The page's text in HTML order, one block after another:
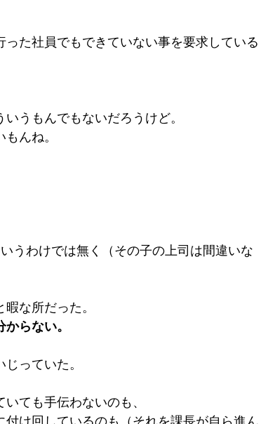
た社員でもできていない事を要求している
うもんでもないだろうけど。
んね。
うわけでは無く（その子の上司は間違いな
な所だった。
らない。
っていた。
ても手伝わないのも、
け回しているのも（それを課長が自ら進ん